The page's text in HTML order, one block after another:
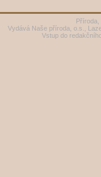
Vydává Naše příroda, o.s.,
Vstup do